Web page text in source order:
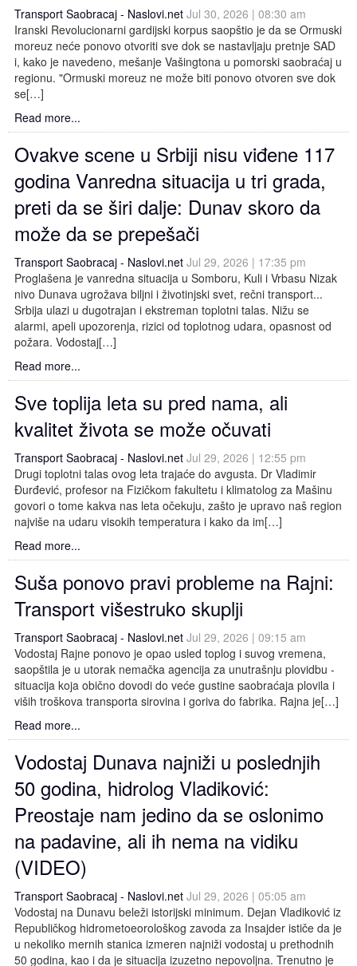
Transport Saobracaj - Naslovi.net Jul 30, 2026 | 08:30 am
Iranski Revolucionarni gardijski korpus saopštio je da se Ormuski
moreuz neće ponovo otvoriti sve dok se nastavljaju pretnje SAD
i, kako je navedeno, mešanje Vašingtona u pomorski saobraćaj u
regionu. "Ormuski moreuz ne može biti ponovo otvoren sve dok
se[…]
Read more...
Ovakve scene u Srbiji nisu viđene 117
godina Vanredna situacija u tri grada,
preti da se širi dalje: Dunav skoro da
može da se prepešači
Transport Saobracaj - Naslovi.net Jul 29, 2026 | 17:35 pm
Proglašena je vanredna situacija u Somboru, Kuli i Vrbasu Nizak
nivo Dunava ugrožava biljni i životinjski svet, rečni transport...
Srbija ulazi u dugotrajan i ekstreman toplotni talas. Nižu se
alarmi, apeli upozorenja, rizici od toplotnog udara, opasnost od
požara. Vodostaj[…]
Read more...
Sve toplija leta su pred nama, ali
kvalitet života se može očuvati
Transport Saobracaj - Naslovi.net Jul 29, 2026 | 12:55 pm
Drugi toplotni talas ovog leta trajaće do avgusta. Dr Vladimir
Đurđević, profesor na Fizičkom fakultetu i klimatolog za Mašinu
govori o tome kakva nas leta očekuju, zašto je upravo naš region
najviše na udaru visokih temperatura i kako da im[…]
Read more...
Suša ponovo pravi probleme na Rajni:
Transport višestruko skuplji
Transport Saobracaj - Naslovi.net Jul 29, 2026 | 09:15 am
Vodostaj Rajne ponovo je opao usled toplog i suvog vremena,
saopštila je u utorak nemačka agencija za unutrašnju plovidbu -
situacija koja obično dovodi do veće gustine saobraćaja plovila i
viših troškova transporta sirovina i goriva do fabrika. Rajna je[…]
Read more...
Vodostaj Dunava najniži u poslednjih
50 godina, hidrolog Vladiković:
Preostaje nam jedino da se oslonimo
na padavine, ali ih nema na vidiku
(VIDEO)
Transport Saobracaj - Naslovi.net Jul 29, 2026 | 05:05 am
Vodostaj na Dunavu beleži istorijski minimum. Dejan Vladiković iz
Republičkog hidrometoeorološkog zavoda za Insajder ističe da je
u nekoliko mernih stanica izmeren najniži vodostaj u prethodnih
50 godina, kao i da je situacija izuzetno nepovoljna. Trenutno je